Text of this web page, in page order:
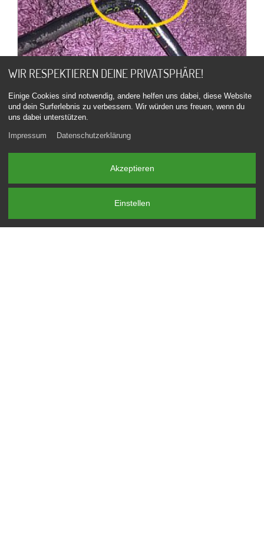
WIR RESPEKTIEREN DEINE PRIVATSPHÄRE!
Einige Cookies sind notwendig, andere helfen uns dabei, diese Website
und dein Surferlebnis zu verbessern. Wir würden uns freuen, wenn du
uns dabei unterstützen.
Impressum Datenschutzerklärung
Akzeptieren
Einstellen